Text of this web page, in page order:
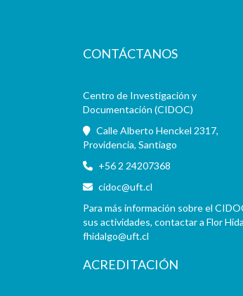
CONTÁCTANOS
Centro de Investigación y
Documentación (CIDOC)
Calle Alberto Henckel 2317,
Providencia, Santiago
+56 2 24207368
cidoc@uft.cl
Para más información sobre el
sus actividades, contactar a Flor
fhidalgo@uft.cl
ACREDITACIÓN